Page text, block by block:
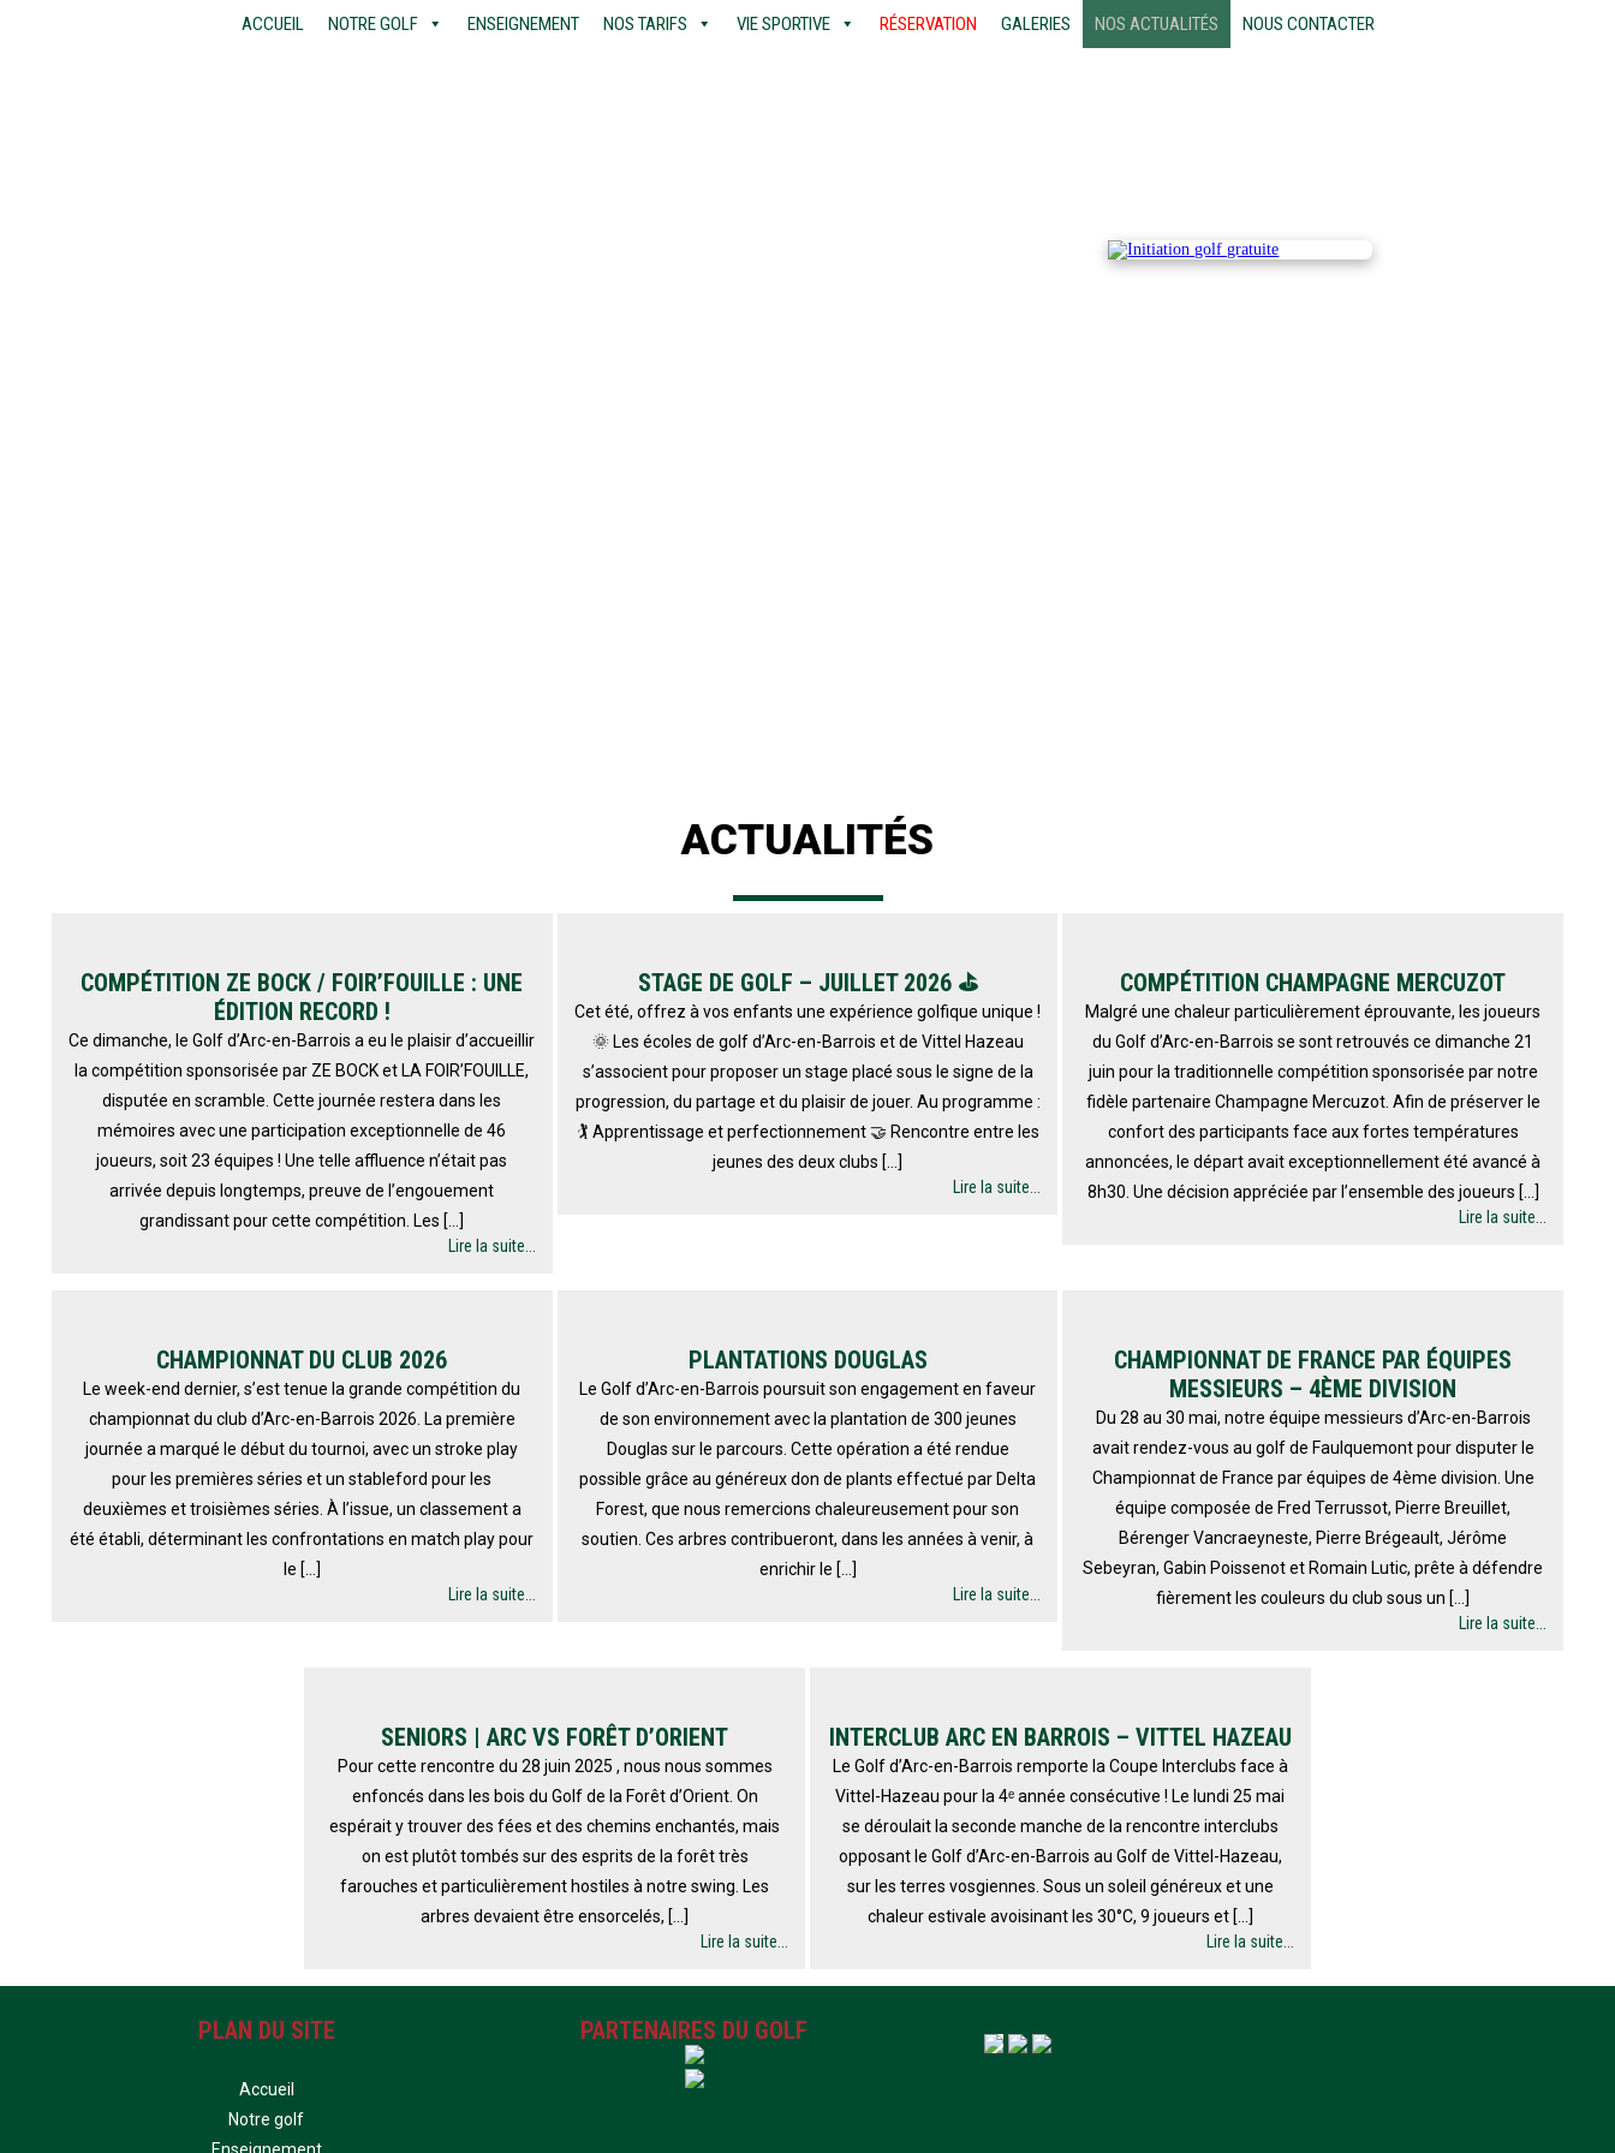
ACCUEIL NOTRE GOLF ENSEIGNEMENT NOS TARIFS VIE SPORTIVE RÉSERVATION GALERIES NOS ACTUALITÉS NOUS CONTACTER
ACTUALITÉS
COMPÉTITION ZE BOCK / FOIR’FOUILLE : UNE
ÉDITION RECORD !
Ce dimanche, le Golf d’Arc-en-Barrois a eu le plaisir d’accueillir
la compétition sponsorisée par ZE BOCK et LA FOIR’FOUILLE,
disputée en scramble. Cette journée restera dans les
mémoires avec une participation exceptionnelle de 46
joueurs, soit 23 équipes ! Une telle affluence n’était pas
arrivée depuis longtemps, preuve de l’engouement
grandissant pour cette compétition. Les […]
Lire la suite...
STAGE DE GOLF – JUILLET 2026 ⛳
Cet été, offrez à vos enfants une expérience golfique unique !
🌞 Les écoles de golf d’Arc-en-Barrois et de Vittel Hazeau
s’associent pour proposer un stage placé sous le signe de la
progression, du partage et du plaisir de jouer. Au programme :
🏌️ Apprentissage et perfectionnement 🤝 Rencontre entre les
jeunes des deux clubs […]
Lire la suite...
COMPÉTITION CHAMPAGNE MERCUZOT
Malgré une chaleur particulièrement éprouvante, les joueurs
du Golf d’Arc-en-Barrois se sont retrouvés ce dimanche 21
juin pour la traditionnelle compétition sponsorisée par notre
fidèle partenaire Champagne Mercuzot. Afin de préserver le
confort des participants face aux fortes températures
annoncées, le départ avait exceptionnellement été avancé à
8h30. Une décision appréciée par l’ensemble des joueurs […]
Lire la suite...
CHAMPIONNAT DU CLUB 2026
Le week-end dernier, s’est tenue la grande compétition du
championnat du club d’Arc-en-Barrois 2026. La première
journée a marqué le début du tournoi, avec un stroke play
pour les premières séries et un stableford pour les
deuxièmes et troisièmes séries. À l’issue, un classement a
été établi, déterminant les confrontations en match play pour
le […]
Lire la suite...
PLANTATIONS DOUGLAS
Le Golf d’Arc-en-Barrois poursuit son engagement en faveur
de son environnement avec la plantation de 300 jeunes
Douglas sur le parcours. Cette opération a été rendue
possible grâce au généreux don de plants effectué par Delta
Forest, que nous remercions chaleureusement pour son
soutien. Ces arbres contribueront, dans les années à venir, à
enrichir le […]
Lire la suite...
CHAMPIONNAT DE FRANCE PAR ÉQUIPES
MESSIEURS – 4ÈME DIVISION
Du 28 au 30 mai, notre équipe messieurs d’Arc-en-Barrois
avait rendez-vous au golf de Faulquemont pour disputer le
Championnat de France par équipes de 4ème division. Une
équipe composée de Fred Terrussot, Pierre Breuillet,
Bérenger Vancraeyneste, Pierre Brégeault, Jérôme
Sebeyran, Gabin Poissenot et Romain Lutic, prête à défendre
fièrement les couleurs du club sous un […]
Lire la suite...
SENIORS | ARC VS FORÊT D’ORIENT
Pour cette rencontre du 28 juin 2025 , nous nous sommes
enfoncés dans les bois du Golf de la Forêt d’Orient. On
espérait y trouver des fées et des chemins enchantés, mais
on est plutôt tombés sur des esprits de la forêt très
farouches et particulièrement hostiles à notre swing. Les
arbres devaient être ensorcelés, […]
Lire la suite...
INTERCLUB ARC EN BARROIS – VITTEL HAZEAU
Le Golf d’Arc-en-Barrois remporte la Coupe Interclubs face à
Vittel-Hazeau pour la 4ᵉ année consécutive ! Le lundi 25 mai
se déroulait la seconde manche de la rencontre interclubs
opposant le Golf d’Arc-en-Barrois au Golf de Vittel-Hazeau,
sur les terres vosgiennes. Sous un soleil généreux et une
chaleur estivale avoisinant les 30°C, 9 joueurs et […]
Lire la suite...
PLAN DU SITE
Accueil
Notre golf
PARTENAIRES DU GOLF